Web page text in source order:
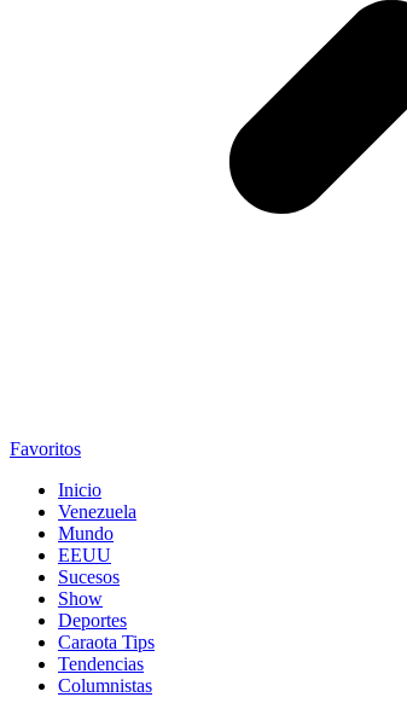
Favoritos
Inicio
Venezuela
Mundo
EEUU
Sucesos
Show
Deportes
Caraota Tips
Tendencias
Columnistas